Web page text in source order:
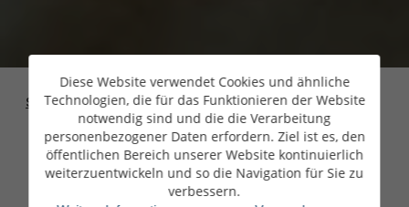
Startseite>
Private
Banking
>
Diversifikation Ihrer Anlagen
mit Private Equity
Diese Website verwendet Cookies und ähnliche
Technologien, die für das Funktionieren der Website
notwendig sind und die die Verarbeitung
personenbezogener Daten erfordern. Ziel ist es, den
öffentlichen Bereich unserer Website kontinuierlich
weiterzuentwickeln und so die Navigation für Sie zu
verbessern.